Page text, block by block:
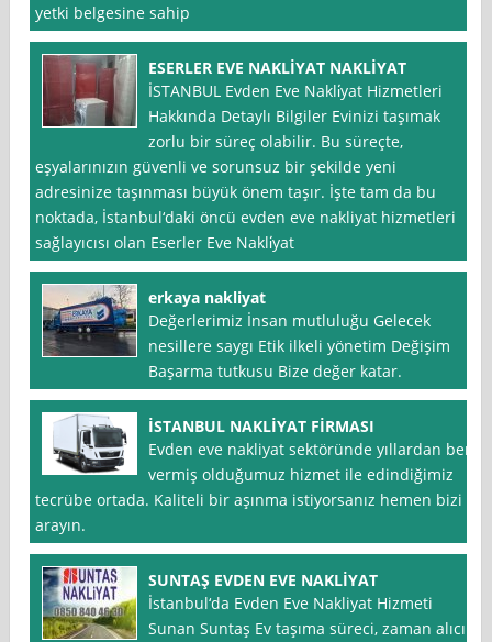
yetki belgesine sahip
ESERLER EVE NAKLİYAT NAKLİYAT
İSTANBUL Evden Eve Nakli̇yat Hizmetleri
Hakkında Detaylı Bilgiler Evinizi taşımak
zorlu bir süreç olabilir. Bu süreçte,
eşyalarınızın güvenli ve sorunsuz bir şekilde yeni
adresinize taşınması büyük önem taşır. İşte tam da bu
noktada, İstanbul‘daki öncü evden eve nakliyat hizmetleri
sağlayıcısı olan Eserler Eve Nakli̇yat
erkaya nakliyat
Değerlerimiz İnsan mutluluğu Gelecek
nesillere saygı Etik ilkeli yönetim Değişim
Başarma tutkusu Bize değer katar.
İSTANBUL NAKLİYAT FİRMASI
Evden eve nakliyat sektöründe yıllardan beri
vermiş olduğumuz hizmet ile edindiğimiz
tecrübe ortada. Kaliteli bir aşınma istiyorsanız hemen bizi
arayın.
SUNTAŞ EVDEN EVE NAKLİYAT
İstanbul‘da Evden Eve Nakliyat Hizmeti
Sunan Suntaş Ev taşıma süreci, zaman alıcı